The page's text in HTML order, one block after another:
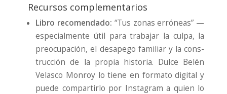
Recursos complementarios
Libro reco­men­da­do: “Tus zonas erró­neas” —
espe­cial­men­te útil para tra­ba­jar la cul­pa, la
preo­cu­pa­ción, el des­ape­go fami­liar y la cons­
truc­ción de la pro­pia his­to­ria. Dul­ce Belén
Velas­co Mon­roy lo tie­ne en for­ma­to digi­tal y
pue­de com­par­tir­lo por Ins­ta­gram a quien lo